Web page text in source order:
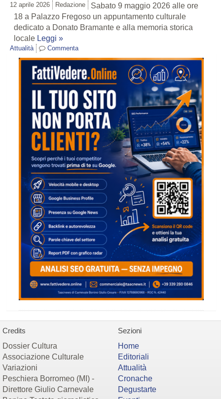
12 aprile 2026 Redazione
Sabato 9 maggio 2026 alle ore
18 a Palazzo Fregoso un appuntamento culturale
dedicato a Donato Bramante e alla memoria storica
locale Leggi »
Attualità Commenta
Credits
Dossier Cultura
Associazione Culturale
Variazioni
Peschiera Borromeo (MI) -
Direttore Giulio Carnevale
Sezioni
Home
Editoriali
Attualità
Cronache
Degustarte